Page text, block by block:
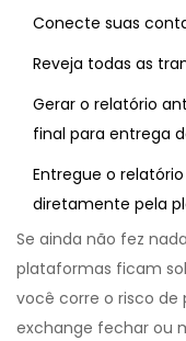
Conecte suas
Reveja todas as
Gerar o relatório
final para entrega
Entregue o
diretamente pela
Se ainda não fez
plataformas ficam
você corre o risco de
exchange fechar ou